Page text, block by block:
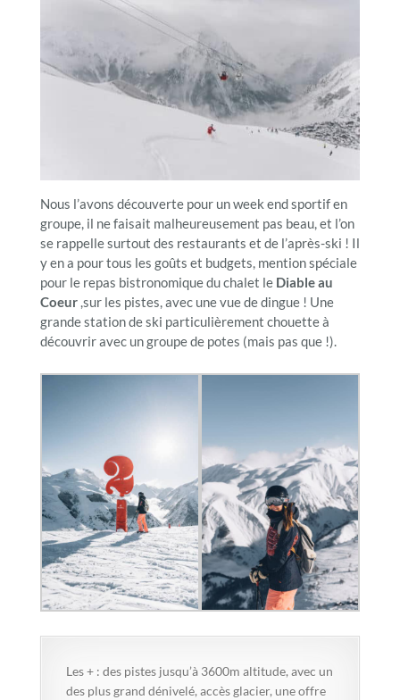
Nous l’avons découverte pour un week end sportif en
groupe, il ne faisait malheureusement pas beau, et l’on
se rappelle surtout des restaurants et de l’après-ski ! Il
y en a pour tous les goûts et budgets, mention spéciale
pour le repas bistronomique du chalet le Diable au
Coeur,sur les pistes, avec une vue de dingue ! Une
grande station de ski particulièrement chouette à
découvrir avec un groupe de potes (mais pas que !).
Les + : des pistes jusqu’à 3600m altitude, avec un
des plus grand dénivelé, accès glacier, une offre